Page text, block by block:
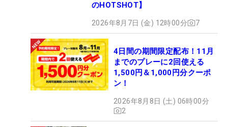
のHOTSHOT】
2026年8月7日 (金) 12時00分 7
4日間の期間限定配布！11月
までのプレーに2回使える
1,500円＆1,000円分クーポ
ン！
2026年8月8日 (土) 06時00分
2